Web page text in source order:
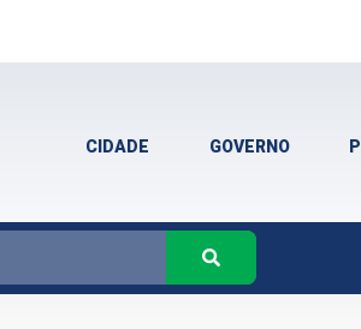
CIDADE GOVERNO